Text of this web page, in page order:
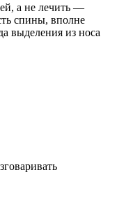
а не лечить —
спины, вполне
выделения из носа